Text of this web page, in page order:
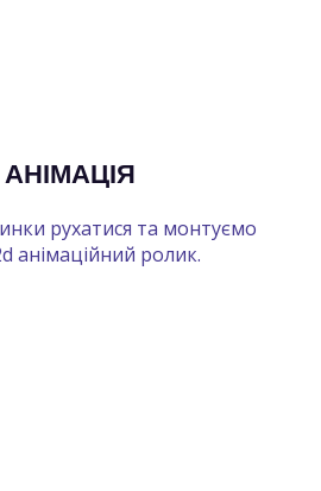
рухатися та монтуємо
анімаційний ролик.